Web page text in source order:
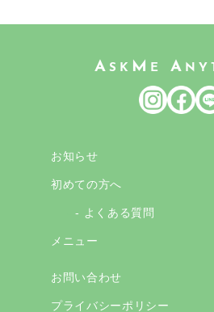
A SK M E A
お知らせ
初めての方へ
- よくある質問
メニュー
お問い合わせ
プライバシーポリシー